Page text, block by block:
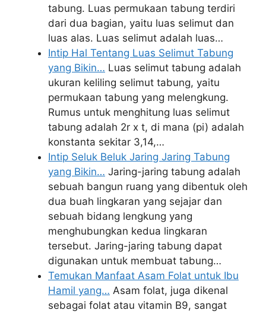
tabung. Luas permukaan tabung terdiri
dari dua bagian, yaitu luas selimut dan
luas alas. Luas selimut adalah luas…
Intip Hal Tentang Luas Selimut Tabung
yang Bikin… Luas selimut tabung adalah
ukuran keliling selimut tabung, yaitu
permukaan tabung yang melengkung.
Rumus untuk menghitung luas selimut
tabung adalah 2r x t, di mana (pi) adalah
konstanta sekitar 3,14,…
Intip Seluk Beluk Jaring Jaring Tabung
yang Bikin… Jaring-jaring tabung adalah
sebuah bangun ruang yang dibentuk oleh
dua buah lingkaran yang sejajar dan
sebuah bidang lengkung yang
menghubungkan kedua lingkaran
tersebut. Jaring-jaring tabung dapat
digunakan untuk membuat tabung…
Temukan Manfaat Asam Folat untuk Ibu
Hamil yang… Asam folat, juga dikenal
sebagai folat atau vitamin B9, sangat